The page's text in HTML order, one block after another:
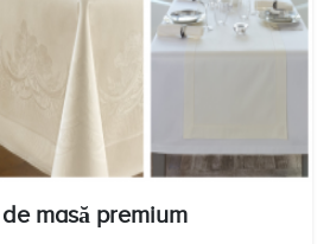
masă premium